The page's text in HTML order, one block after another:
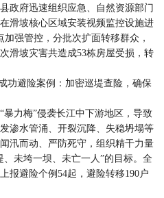
政府迅速组织应急、自然资源部门
滑坡核心区域安装视频监控设施进
强管控，分批次扩面转移群众，
滑坡灾害共造成53栋房屋受损，转
避险案例：加密巡堤查险，确保
力梅”侵袭长江中下游地区，导致
渗水管涌、开裂沉降、失稳坍塌等
汛而动、严防死守，组织精干力量
未垮一坝、未亡一人”的目标。全
报避险个例54起，避险转移190户